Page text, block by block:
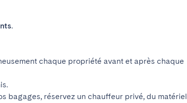
.
chaque propriété avant et après chaque
bagages, réservez un chauffeur privé, du matériel